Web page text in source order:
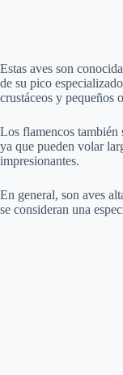
Estas aves son
de su pico
crustáceos y pequeños
Los flamencos también
ya que pueden volar
impresionantes.
En general, son aves
se consideran una